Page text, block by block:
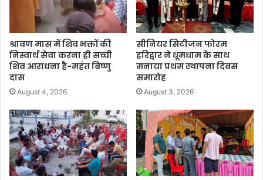
श्रावण मास में शिव भक्तों की
निस्वार्थ सेवा करना ही सच्ची
शिव आराधना है-महंत बिष्णु
दास
August 4, 2026
सीनियर सिटीजन फोरम
हरिद्वार ने धूमधाम के साथ
मनाया प्रथम स्थापना दिवस
समारोह
August 3, 2026